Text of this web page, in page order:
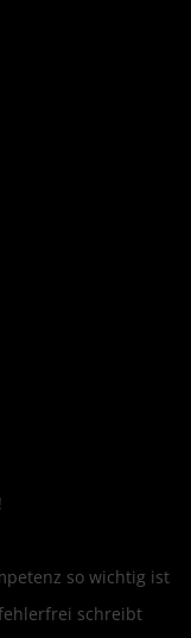
so wichtig ist
schreibt